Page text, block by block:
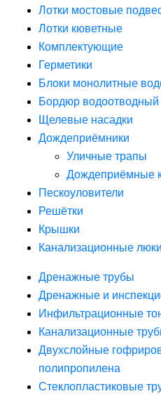
Лотки мостовые
Лотки кюветные
Комплектующие
Герметики
Блоки монолитные
Бордюр водоотводный
Щелевые насадки
Дождеприёмники
Уличные трапы
Дождеприёмные
Пескоуловители
Решётки
Крышки
Канализационные люки
Дренажные трубы
Дренажные и
Инфильтрационные
Канализационные
Двухслойные
полипропилена
Стеклопластиковые